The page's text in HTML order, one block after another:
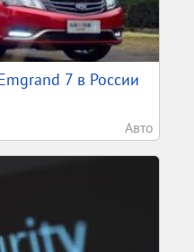
7 в России
Авто